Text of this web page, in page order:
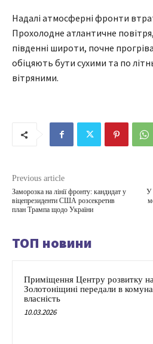
Надалі атмосферні фронти
Прохолодне атлантичне
південні широти, почне
обіцяють бути сухими та по
вітряними.
Previous article
Заморозка на лінії фронту: кандидат у
віцепрезиденти США розсекретив
план Трампа щодо України
У
ТОП новини
Приміщення Центру розвитку
Золотоніщині передали в
власність
10.03.2026